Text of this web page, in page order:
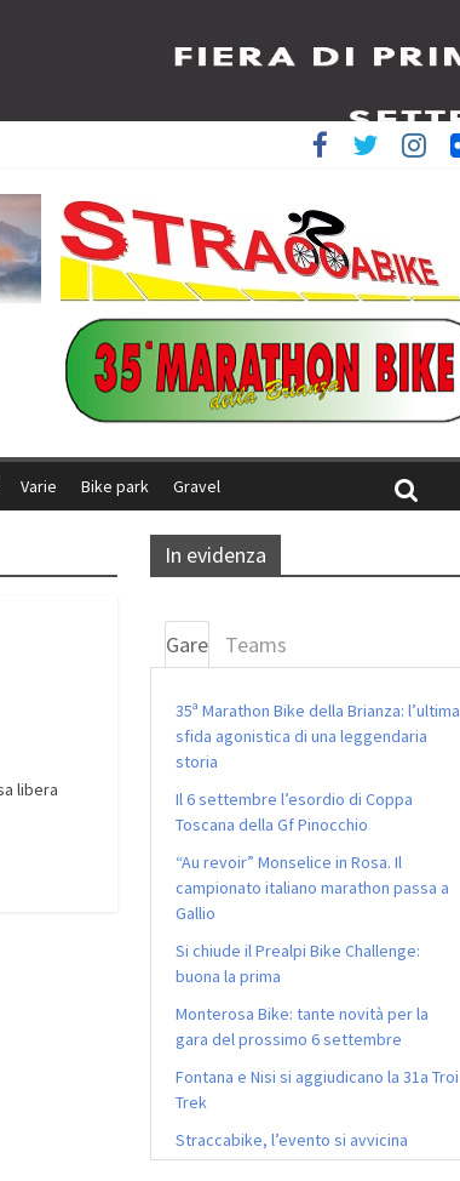
tra gli italiani
storia
Varie Bike park Gravel
libera
In evidenza
Gare Teams
35ª Marathon Bike della Brianza: l’ultima
sfida agonistica di una leggendaria
storia
Il 6 settembre l’esordio di Coppa
Toscana della Gf Pinocchio
“Au revoir” Monselice in Rosa. Il
campionato italiano marathon passa a
Gallio
Si chiude il Prealpi Bike Challenge:
buona la prima
Monterosa Bike: tante novità per la
gara del prossimo 6 settembre
Fontana e Nisi si aggiudicano la 31a Troi
Trek
Straccabike, l’evento si avvicina